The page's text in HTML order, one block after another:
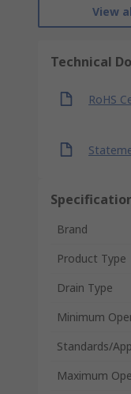
View
Technical
RoHS
Brand
Product Type
Drain Type
Minimum
Standards/
Maximum